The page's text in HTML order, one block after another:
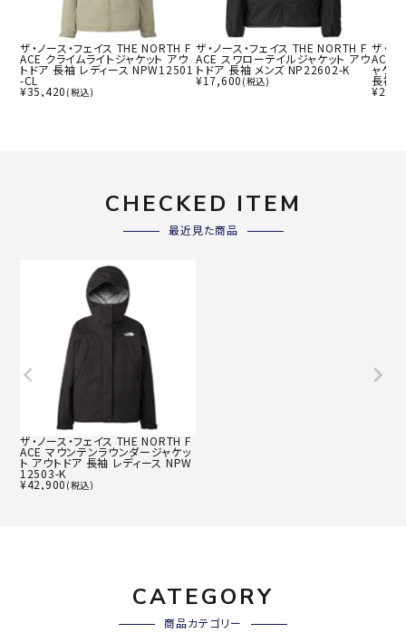
ザ・ノース・フェイス THE NORTH F
ACE クライムライトジャケット アウ
トドア 長袖 レディース NPW12501
-CL
¥35,420 (税込)
ザ・ノース・フェイス THE NORTH F
ACE スワローテイルジャケット アウ
トドア 長袖 メンズ NP22602-K
¥17,600 (税込)
ザ・ノ
ACE
ャケッ
長袖
¥
CHECKED ITEM
最近見た商品
ザ・ノース・フェイス THE NORTH F
ACE マウンテンラウンダージャケッ
ト アウトドア 長袖 レディース NPW
12503-K
¥42,900 (税込)
CATEGORY
商品カテゴリー